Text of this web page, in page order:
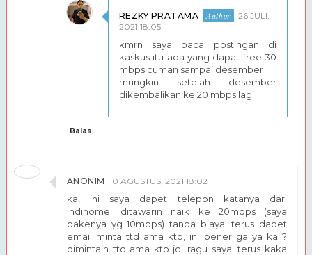
REZKY PRATAMA
26 JULI,
2021 18:05
kmrn saya baca postingan di
kaskus itu ada yang dapat free 30
mbps cuman sampai desember
mungkin setelah desember
dikembalikan ke 20 mbps lagi
Balas
ANONIM 10 AGUSTUS, 2021 18:02
ka, ini saya dapet telepon katanya dari
indihome. ditawarin naik ke 20mbps (saya
pakenya yg 10mbps) tanpa biaya. terus dapet
email minta ttd ama ktp, ini bener ga ya ka ?
dimintain ttd ama ktp jdi ragu saya. terus kaka